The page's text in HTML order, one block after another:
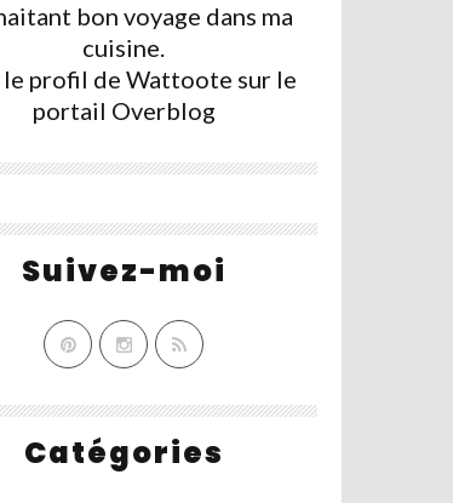
Catégories
bon voyage dans ma
cuisine.
profil de Wattoote sur le
portail Overblog
Suivez-moi